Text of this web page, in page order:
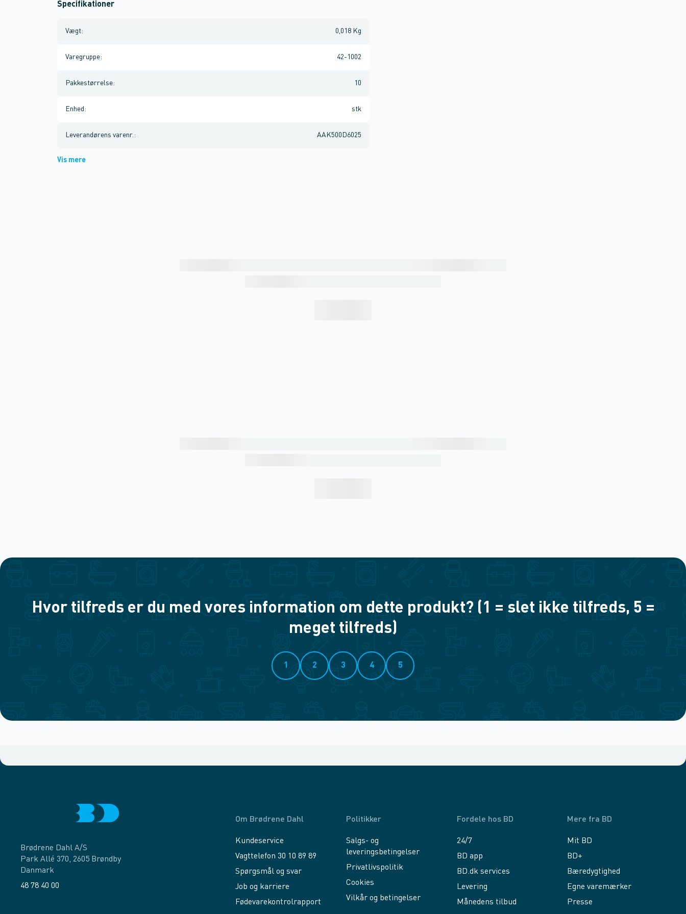
Specifikationer
Vægt: 0,018 Kg
Varegruppe: 42-1002
Pakkestørrelse: 10
Enhed : stk
Leverandørens varenr. : AAK500D6025
Vis mere
Hvor tilfreds er du med vores information om dette produkt? (1 = slet ikke tilfreds, 5 =
meget tilfreds)
1 2 3 4 5
Brødrene Dahl A/S
Park Allé 370, 2605 Brøndby
Danmark
48 78 40 00
Om Brødrene Dahl
Kundeservice
Vagttelefon 30 10 89 89
Spørgsmål og svar
Job og karriere
Fødevarekontrolrapport
Politikker
Salgs- og
leveringsbetingelser
Privatlivspolitik
Cookies
Vilkår og betingelser
Fordele hos BD
24/7
BD app
BD.dk services
Levering
Månedens tilbud
Mere fra BD
Mit BD
BD+
Bæredygtighed
Egne varemærker
Presse